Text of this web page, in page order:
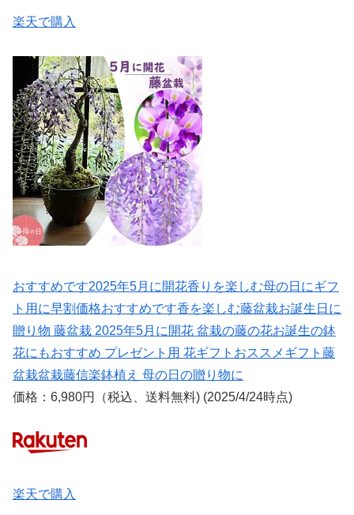
楽天で購入
おすすめです2025年5月に開花香りを楽しむ母の日にギフ
ト用に早割価格おすすめです香を楽しむ藤盆栽お誕生日に
贈り物 藤盆栽 2025年5月に開花 盆栽の藤の花お誕生の鉢
花にもおすすめ プレゼント用 花ギフトおススメギフト藤
盆栽盆栽藤信楽鉢植え 母の日の贈り物に
価格：6,980円（税込、送料無料) (2025/4/24時点)
楽天で購入